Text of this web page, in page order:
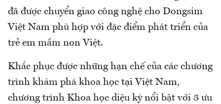
đã được chuyển giao công nghệ cho Dongsim
Việt Nam phù hợp với đặc điểm phát triển của
trẻ em mầm non Việt.
Khắc phục được những hạn chế của các chương
trình khám phá khoa học tại Việt Nam,
chương trình Khoa học diệu kỳ nổi bật với 3 ưu